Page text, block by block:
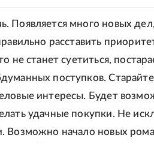
Появляется много новых
расставить
не станет суетиться,
поступков.
интересы. Будет
удачные покупки. Не
Возможно начало новых